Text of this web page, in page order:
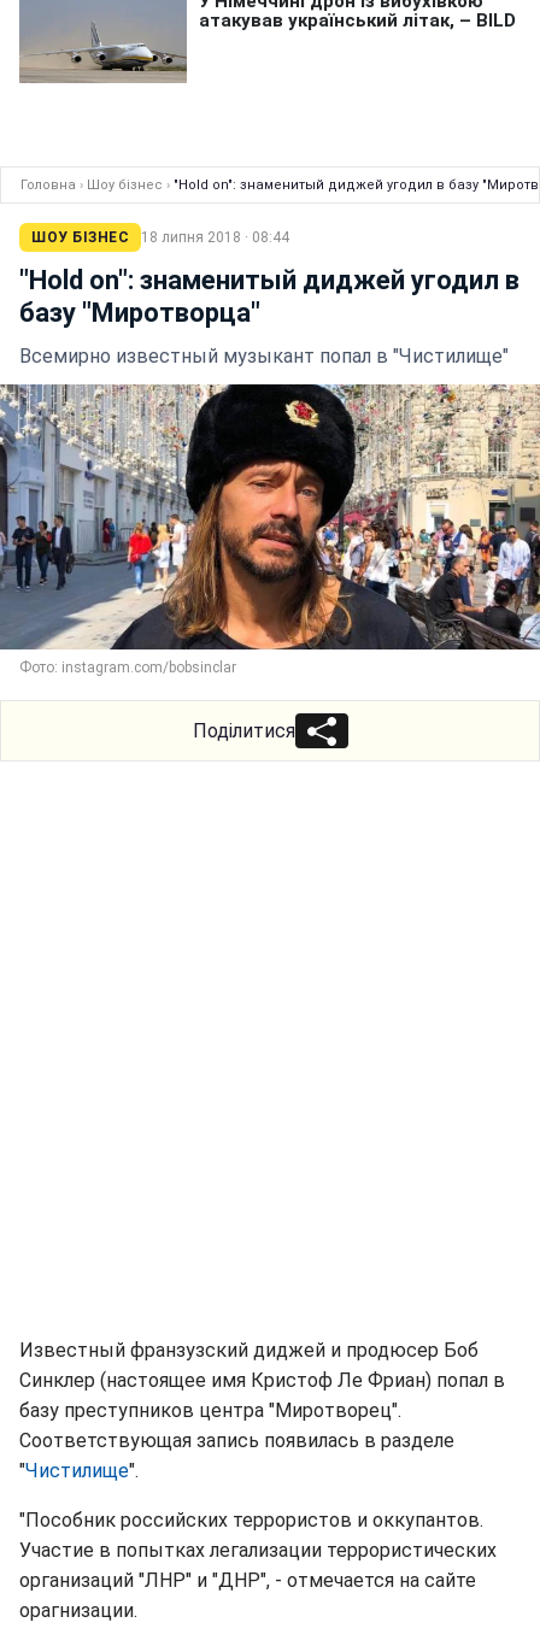
Головна › Шоу бізнес › "Hold on": знаменитый диджей угодил в базу
ШОУ БІЗНЕС 18 липня 2018 · 08:44
"Hold on": знаменитый диджей угодил в
базу "Миротворца"
Всемирно известный музыкант попал в "Чистилище"
Фото: instagram.com/bobsinclar
Поділитися
Известный франзузский диджей и продюсер Боб
Синклер (настоящее имя Кристоф Ле Фриан) попал в
базу преступников центра "Миротворец".
Соответствующая запись появилась в разделе
"Чистилище".
"Пособник российских террористов и оккупантов.
Участие в попытках легализации террористических
организаций "ЛНР" и "ДНР", - отмечается на сайте
орагнизации.